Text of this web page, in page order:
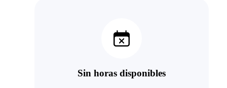
Sin horas disponibles